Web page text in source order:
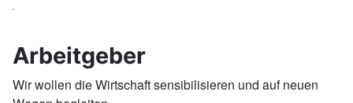
Arbeitgeber
Wir wollen die Wirtschaft sensibilisieren und auf neuen